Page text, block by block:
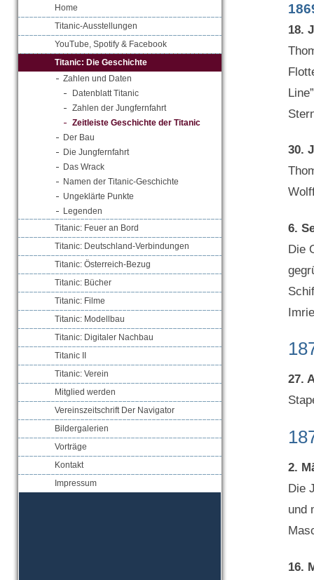
Home
Titanic-Ausstellungen
YouTube, Spotify & Facebook
Titanic: Die Geschichte
Zahlen und Daten
Datenblatt Titanic
Zahlen der Jungfernfahrt
Zeitleiste Geschichte der Titanic
Der Bau
Die Jungfernfahrt
Das Wrack
Namen der Titanic-Geschichte
Ungeklärte Punkte
Legenden
Titanic: Feuer an Bord
Titanic: Deutschland-Verbindungen
Titanic: Österreich-Bezug
Titanic: Bücher
Titanic: Filme
Titanic: Modellbau
Titanic: Digitaler Nachbau
Titanic II
Titanic: Verein
Mitglied werden
Vereinszeitschrift Der Navigator
Bildergalerien
Vorträge
Kontakt
Impressum
18.
30.
6.
Die
27.
2.
Die
und
16.